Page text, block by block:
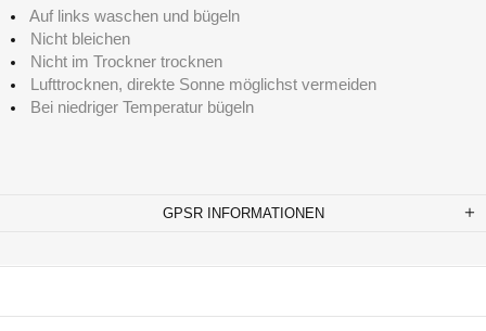
Auf links waschen und bügeln
Nicht bleichen
Nicht im Trockner trocknen
Lufttrocknen, direkte Sonne möglichst vermeiden
Bei niedriger Temperatur bügeln
GPSR INFORMATIONEN